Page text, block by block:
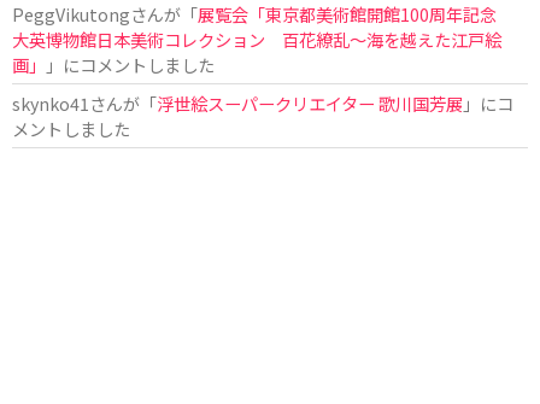
PeggVikutongさんが「展覧会「東京都美術館開館100周年記念
大英博物館日本美術コレクション 百花繚乱〜海を越えた江戸絵
画」
」にコメントしました
skynko41 さんが「浮世絵スーパークリエイター 歌川国芳展 」にコ
メントしました